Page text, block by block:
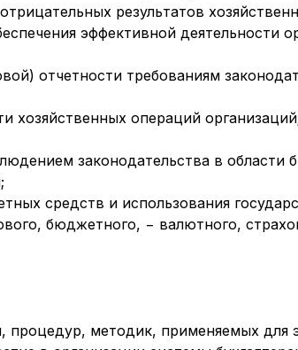
результатов
эффективной деятельности
отчетности требованиям
хозяйственных операций
законодательства в области
средств и использования
бюджетного, − валютного,
процедур, методик, применяемых для